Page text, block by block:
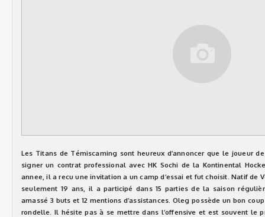
Les Titans de Témiscaming sont heureux d’annoncer que le joueur
signer un contrat professional avec HK Sochi de la Kontinental
annee, il a recu une invitation a un camp d’essai et fut choisit. Natif de
seulement 19 ans, il a participé dans 15 parties de la saison
amassé 3 buts et 12 mentions d’assistances. Oleg possède un bon
rondelle. Il hésite pas à se mettre dans l’offensive et est souvent le